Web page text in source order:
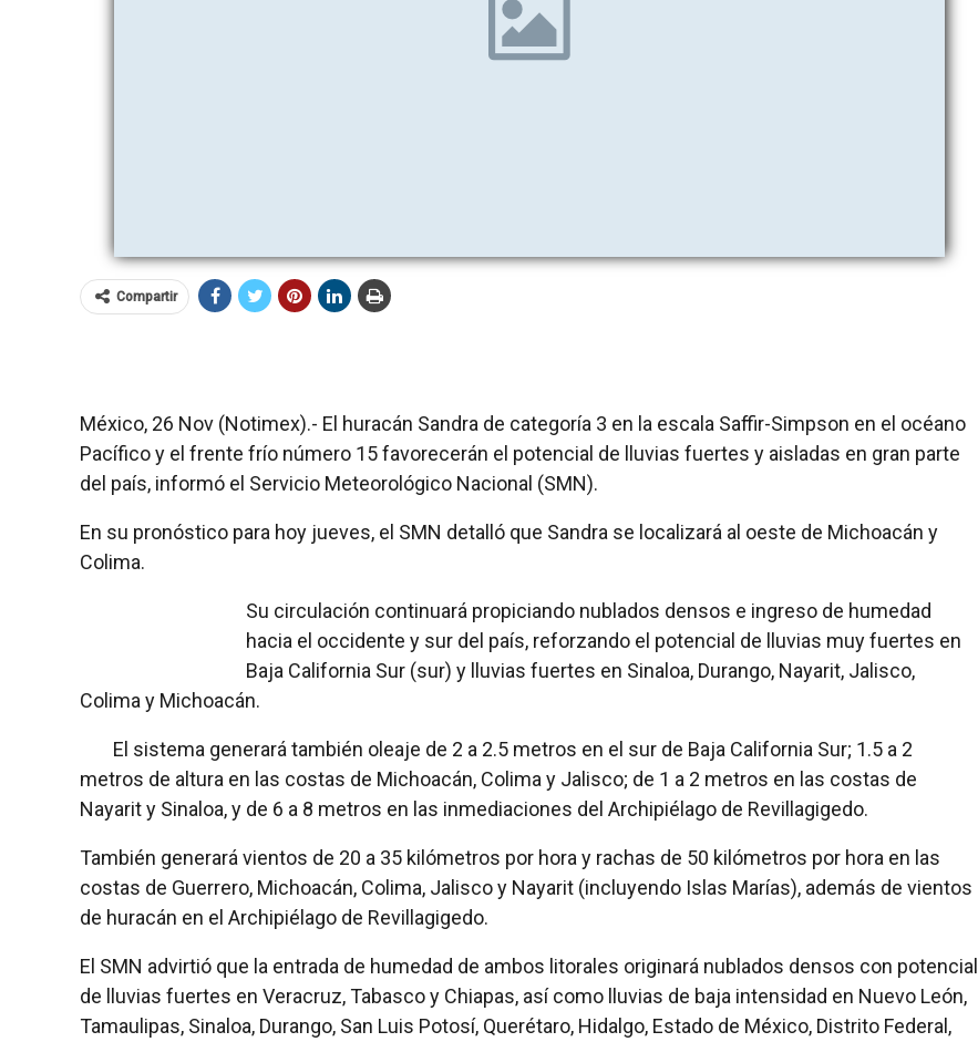
Compartir
México, 26 Nov (Notimex).- El huracán Sandra de categoría 3 en la escala Saffir-Simpson en el océano
Pacífico y el frente frío número 15 favorecerán el potencial de lluvias fuertes y aisladas en gran parte
del país, informó el Servicio Meteorológico Nacional (SMN).
En su pronóstico para hoy jueves, el SMN detalló que Sandra se localizará al oeste de Michoacán y
Colima.
Su circulación continuará propiciando nublados densos e ingreso de humedad
hacia el occidente y sur del país, reforzando el potencial de lluvias muy fuertes en
Baja California Sur (sur) y lluvias fuertes en Sinaloa, Durango, Nayarit, Jalisco,
Colima y Michoacán.
El sistema generará también oleaje de 2 a 2.5 metros en el sur de Baja California Sur; 1.5 a 2
metros de altura en las costas de Michoacán, Colima y Jalisco; de 1 a 2 metros en las costas de
Nayarit y Sinaloa, y de 6 a 8 metros en las inmediaciones del Archipiélago de Revillagigedo.
También generará vientos de 20 a 35 kilómetros por hora y rachas de 50 kilómetros por hora en las
costas de Guerrero, Michoacán, Colima, Jalisco y Nayarit (incluyendo Islas Marías), además de vientos
de huracán en el Archipiélago de Revillagigedo.
El SMN advirtió que la entrada de humedad de ambos litorales originará nublados densos con potencial
de lluvias fuertes en Veracruz, Tabasco y Chiapas, así como lluvias de baja intensidad en Nuevo León,
Tamaulipas, Sinaloa, Durango, San Luis Potosí, Querétaro, Hidalgo, Estado de México, Distrito Federal,